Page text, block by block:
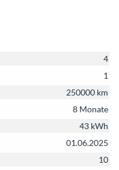
4
1
250000 km
8 Monate
43 kWh
01.06.2025
10